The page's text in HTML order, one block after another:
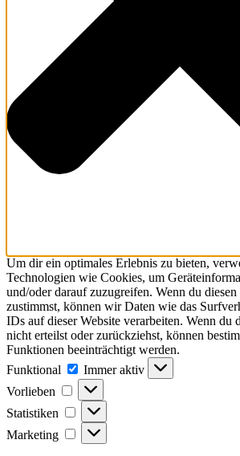
Um dir ein optimales Erlebnis zu bieten,
Technologien wie Cookies, um
und/oder darauf zuzugreifen. Wenn du
zustimmst, können wir Daten wie das
IDs auf dieser Website verarbeiten. Wenn du
nicht erteilst oder zurückziehst, können
Funktionen beeinträchtigt werden.
Funktional
Immer aktiv
Vorlieben
Statistiken
Marketing